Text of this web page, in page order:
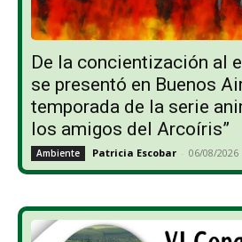
De la concientización al
se presentó en Buenos
temporada de la serie
los amigos del Arcoíris”
Ambiente Patricia Escobar - 06/08/2026